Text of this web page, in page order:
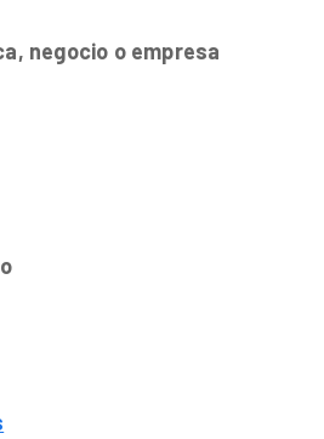
negocio o empresa